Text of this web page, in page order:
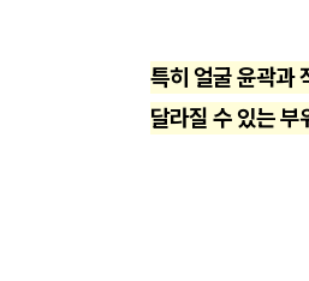
특히 얼굴 윤곽과
달라질 수 있는 부